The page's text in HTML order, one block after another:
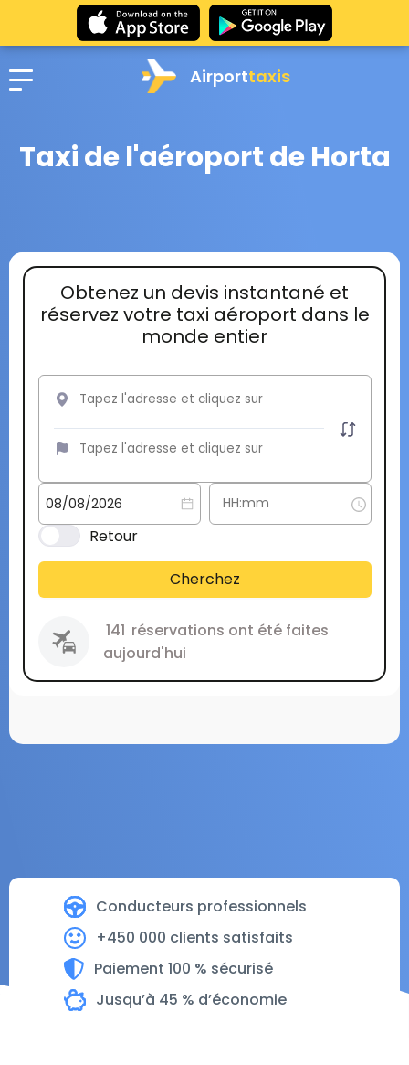
Airporttaxis
Taxi de l'aéroport de Horta
Conducteurs professionnels
+450 000 clients satisfaits
Paiement 100 % sécurisé
Jusqu’à 45 % d’économie
Obtenez un devis instantané et
réservez votre taxi aéroport dans le
monde entier
Retour
Cherchez
141 réservations ont été faites
aujourd'hui